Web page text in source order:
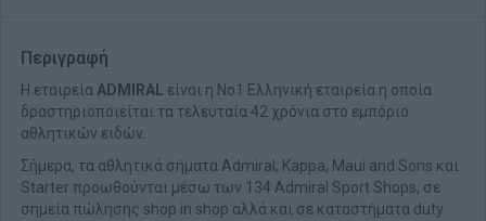
Περιγραφή
H εταιρεία ADMIRAL είναι η Νο1 Ελληνική εταιρεία η οποία
δραστηριοποιείται τα τελευταία 42 χρόνια στο εμπόριο
αθλητικών ειδών.
Σήμερα, τα αθλητικά σήματα Admiral, Kappa, Maui and Sons και
Starter προωθούνται μέσω των 134 Admiral Sport Shops, σε
σημεία πώλησης shop in shop αλλά και σε καταστήματα duty